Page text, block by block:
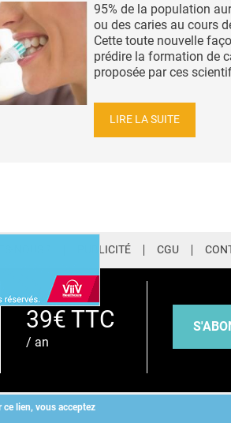
95% de la population
ou des caries au cours
Cette toute nouvelle
prédire la formation de
proposée par ces
LIRE LA SUITE
ce lien, vous acceptez
NOUS ? PUBLICITÉ CGU
39€ TTC
/ an
©2026 ALLIEDHEALTH